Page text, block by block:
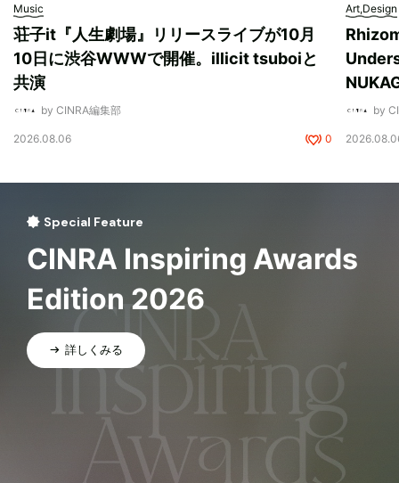
Music
荘子it『人生劇場』リリースライブが10月
10日に渋谷WWWで開催。illicit tsuboiと
共演
by CINRA編集部
2026.08.06 0
Art,Design
by
Special Feature
CINRA Inspiring Awards
Edition 2026
詳しくみる